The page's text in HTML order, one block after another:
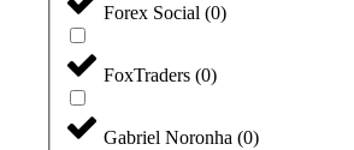
Forex Social (0)
FoxTraders (0)
Gabriel Noronha (0)